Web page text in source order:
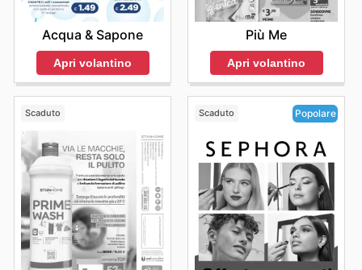
Acqua & Sapone
Apri volantino
Più Me
Apri volantino
Scaduto Scaduto Popolare